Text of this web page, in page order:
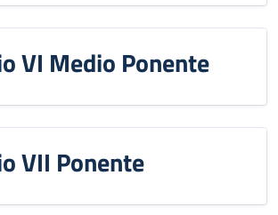
VI Medio Ponente
VII Ponente